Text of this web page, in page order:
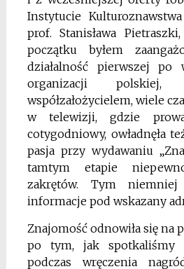
Instytucie
prof. Stanisława
początku byłem
działalność pierwszej po
organizacji
współzałożycielem, wiele
w telewizji, gdzie
cotygodniowy, owładnęła
pasja przy wydawaniu
tamtym etapie
zakrętów. Tym niemniej
informacje pod wskazany
Znajomość odnowiła się na
po tym, jak spotkaliśmy
podczas wręczenia